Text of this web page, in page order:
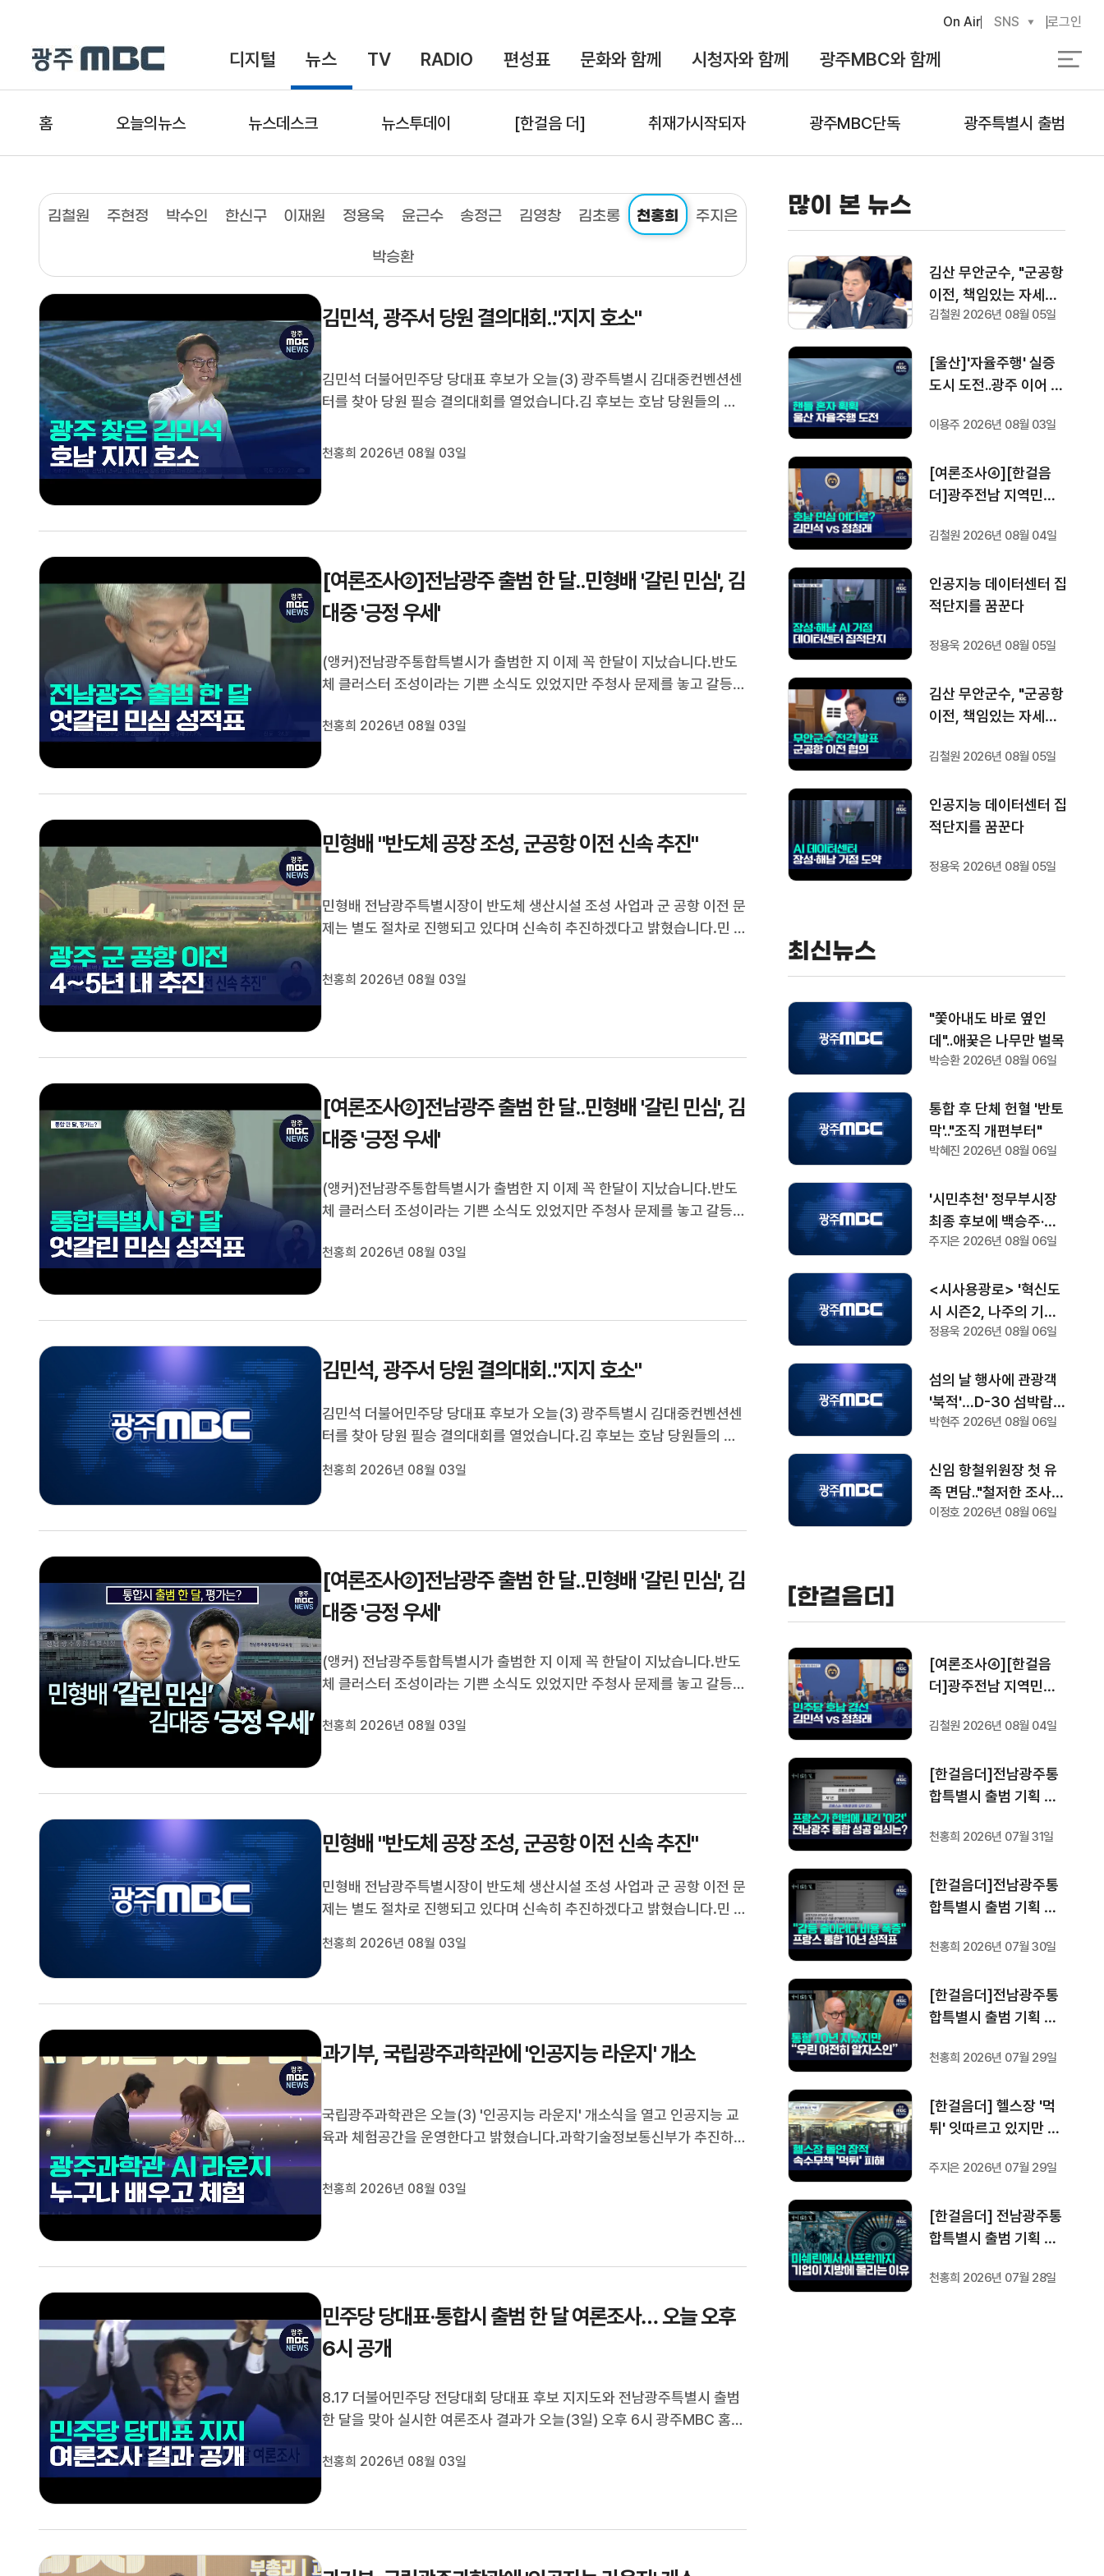
디지털 뉴스 TV RADIO 편성표 문화와 함께 시청자와 함께 광주MBC와 함께
On Air SNS 로그인
홈 오늘의뉴스 뉴스데스크 뉴스투데이 [한걸음 더] 취재가시작되자 광주MBC단독 광주특별시 출범
김철원 주현정 박수인 한신구 이재원 정용욱 윤근수 송정근 김영창 김초롱 천홍희 주지은
박승환
김민석, 광주서 당원 결의대회.."지지 호소"
김민석 더불어민주당 당대표 후보가 오늘(3) 광주특별시 김대중컨벤션센
터를 찾아 당원 필승 결의대회를 열었습니다.김 후보는 호남 당원들의 지
역 국회의원과 당원 등이 참석해 전당대회 승리를 다짐했습니다.
천홍희 2026년 08월 03일
[여론조사②]전남광주 출범 한 달..민형배 '갈린 민심', 김
대중 '긍정 우세'
(앵커)전남광주통합특별시가 출범한 지 이제 꼭 한달이 지났습니다.반도
체 클러스터 조성이라는 기쁜 소식도 있었지만 주청사 문제를 놓고 갈등을
집행부를 어떻게 평가하고 있는지계속해서 천홍희 기자가 보도합니다.(기
천홍희 2026년 08월 03일
민형배 "반도체 공장 조성, 군공항 이전 신속 추진"
민형배 전남광주특별시장이 반도체 생산시설 조성 사업과 군 공항 이전 문
제는 별도 절차로 진행되고 있다며 신속히 추진하겠다고 밝혔습니다.민 시
로 지정된 만큼, 빠르면 4~5년 내에 이전할 수 있다"고 설명했습니다.무
천홍희 2026년 08월 03일
[여론조사②]전남광주 출범 한 달..민형배 '갈린 민심', 김
대중 '긍정 우세'
(앵커)전남광주통합특별시가 출범한 지 이제 꼭 한달이 지났습니다.반도
체 클러스터 조성이라는 기쁜 소식도 있었지만 주청사 문제를 놓고 갈등을
집행부를 어떻게 평가하고 있는지계속해서 천홍희 기자가 보도합니다.(기
천홍희 2026년 08월 03일
김민석, 광주서 당원 결의대회.."지지 호소"
김민석 더불어민주당 당대표 후보가 오늘(3) 광주특별시 김대중컨벤션센
터를 찾아 당원 필승 결의대회를 열었습니다.김 후보는 호남 당원들의 지
역 국회의원과 당원 등이 참석해 전당대회 승리를 다짐했습니다.
천홍희 2026년 08월 03일
[여론조사②]전남광주 출범 한 달..민형배 '갈린 민심', 김
대중 '긍정 우세'
(앵커) 전남광주통합특별시가 출범한 지 이제 꼭 한달이 지났습니다.반도
체 클러스터 조성이라는 기쁜 소식도 있었지만 주청사 문제를 놓고 갈등을
집행부를 어떻게 평가하고 있는지계속해서 천홍희 기자가 보도합니다.(기
천홍희 2026년 08월 03일
민형배 "반도체 공장 조성, 군공항 이전 신속 추진"
민형배 전남광주특별시장이 반도체 생산시설 조성 사업과 군 공항 이전 문
제는 별도 절차로 진행되고 있다며 신속히 추진하겠다고 밝혔습니다.민 시
로 지정된 만큼, 빠르면 4~5년 내에 이전할 수 있다"고 설명했습니다.무
천홍희 2026년 08월 03일
과기부, 국립광주과학관에 '인공지능 라운지' 개소
국립광주과학관은 오늘(3) '인공지능 라운지' 개소식을 열고 인공지능 교
육과 체험공간을 운영한다고 밝혔습니다.과학기술정보통신부가 추진하는
하는 사업입니다.전라, 제주권 거점 기관으로 선정된 국립광주과학관은
천홍희 2026년 08월 03일
민주당 당대표·통합시 출범 한 달 여론조사… 오늘 오후
6시 공개
8.17 더불어민주당 전당대회 당대표 후보 지지도와 전남광주특별시 출범
한 달을 맞아 실시한 여론조사 결과가 오늘(3일) 오후 6시 광주MBC 홈페
한 3인의 지지도와 출범 한 달을 맞은 광주특별시 민형배 시장, 김대중 교
천홍희 2026년 08월 03일
많이 본 뉴스
김산 무안군수, "군공항
이전, 책임있는 자세로
협의하겠다"
김철원 2026년 08월 05일
[울산]'자율주행' 실증
도시 도전..광주 이어 두
이용주 2026년 08월 03일
[여론조사④][한걸음
더]광주전남 지역민들
할까.. 변수는?
김철원 2026년 08월 04일
인공지능 데이터센터 집
적단지를 꿈꾼다
정용욱 2026년 08월 05일
김산 무안군수, "군공항
이전, 책임있는 자세로
김철원 2026년 08월 05일
인공지능 데이터센터 집
적단지를 꿈꾼다
정용욱 2026년 08월 05일
최신뉴스
"쫓아내도 바로 옆인
데"..애꿎은 나무만 벌목
박승환 2026년 08월 06일
통합 후 단체 헌혈 '반토
막'.."조직 개편부터"
박혜진 2026년 08월 06일
'시민추천' 정무부시장
최종 후보에 백승주·윤
난실
주지은 2026년 08월 06일
<시사용광로> '혁신도
시 시즌2, 나주의 기회
와 과제'
정용욱 2026년 08월 06일
섬의 날 행사에 관광객
'북적'…D-30 섬박람회
기대감도
박현주 2026년 08월 06일
신임 항철위원장 첫 유
족 면담.."철저한 조사로
신뢰회복"
이정호 2026년 08월 06일
[한걸음더]
[여론조사④][한걸음
더]광주전남 지역민들
할까.. 변수는?
김철원 2026년 08월 04일
[한걸음더]전남광주통
합특별시 출범 기획 보
프랑스 헌법에 새긴 '지
성공 조건은?
천홍희 2026년 07월 31일
[한걸음더]전남광주통
합특별시 출범 기획 보
프랑스 지역 통합 10년
천홍희 2026년 07월 30일
[한걸음더]전남광주통
합특별시 출범 기획 보
프랑스 통합 10년 지났
자스인"
천홍희 2026년 07월 29일
[한걸음더] 헬스장 '먹
튀' 잇따르고 있지만 …
주지은 2026년 07월 29일
[한걸음더] 전남광주통
합특별시 출범 기획 보
지방이 주도한 투자..'유
천홍희 2026년 07월 28일